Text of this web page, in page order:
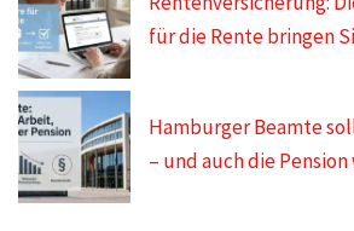
für die Rente bringen
Hamburger Beamte
– und auch die